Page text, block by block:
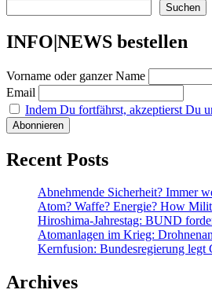
Suchen
INFO|NEWS bestellen
Vorname oder ganzer Name
Email
Indem Du fortfährst, akzeptierst Du
Recent Posts
Abnehmende Sicherheit? Immer
Atom? Waffe? Energie? How
Hiroshima-Jahrestag: BUND
Atomanlagen im Krieg:
Kernfusion: Bundesregierung legt
Archives